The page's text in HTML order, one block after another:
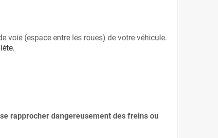
voie (espace entre les roues) de votre véhicule.
rapprocher dangereusement des freins ou